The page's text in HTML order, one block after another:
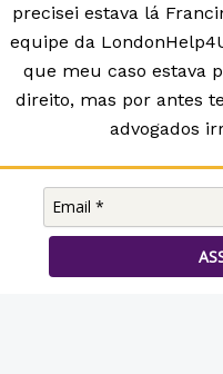
precisei estava lá
equipe da
que meu caso estava
direito, mas por antes
advogados
Edina